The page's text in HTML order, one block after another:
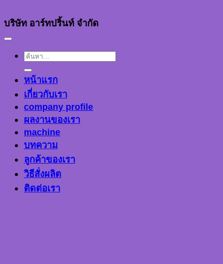
บริษัท อาร์ทปริ้นท์ จำกัด
ค้นหา:
หน้าแรก
เกี่ยวกับเรา
company profile
ผลงานของเรา
machine
บทความ
ลูกค้าของเรา
วิธีสั่งผลิต
ติดต่อเรา